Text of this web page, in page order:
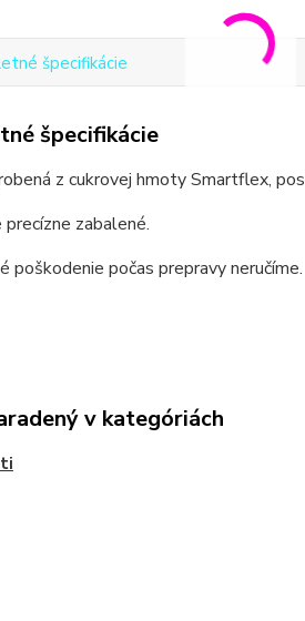
špecifikácie
špecifikácie
z cukrovej hmoty Smartflex,
zabalené.
poškodenie počas prepravy neručíme.
v kategóriách